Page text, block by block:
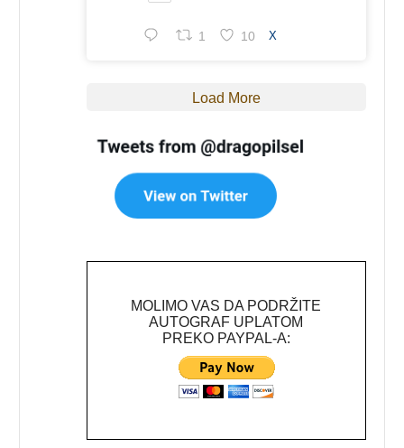
1 10 X
Load More
MOLIMO VAS DA PODRŽITE
AUTOGRAF UPLATOM
PREKO PAYPAL-A: